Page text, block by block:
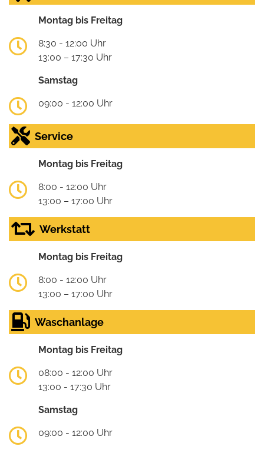
Montag bis Freitag
8:30 - 12:00 Uhr
13:00 – 17:30 Uhr
Samstag
09:00 - 12:00 Uhr
Service
Montag bis Freitag
8:00 - 12:00 Uhr
13:00 – 17:00 Uhr
Werkstatt
Montag bis Freitag
8:00 - 12:00 Uhr
13:00 – 17:00 Uhr
Waschanlage
Montag bis Freitag
08:00 - 12:00 Uhr
13:00 - 17:30 Uhr
Samstag
09:00 - 12:00 Uhr